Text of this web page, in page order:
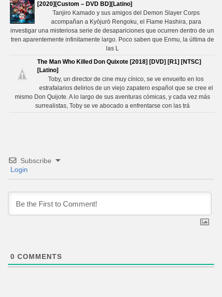
[2020][Custom – DVD BD][Latino]
Tanjiro Kamado y sus amigos del Demon Slayer Corps
acompañan a Kyōjurō Rengoku, el Flame Hashira, para
investigar una misteriosa serie de desapariciones que ocurren dentro de un
tren aparentemente infinitamente largo. Poco saben que Enmu, la última de
las L
The Man Who Killed Don Quixote [2018] [DVD] [R1] [NTSC]
[Latino]
Toby, un director de cine muy cínico, se ve envuelto en los
estrafalarios delirios de un viejo zapatero español que se cree el
mismo Don Quijote. A lo largo de sus aventuras cómicas, y cada vez más
surrealistas, Toby se ve abocado a enfrentarse con las trá
Subscribe
Login
0 COMMENTS